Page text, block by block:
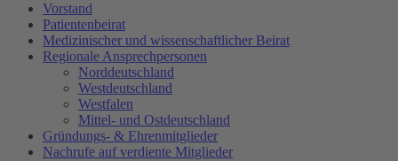
Vorstand
Patientenbeirat
Medizinischer und wissenschaftlicher Beirat
Regionale Ansprechpersonen
Norddeutschland
Westdeutschland
Westfalen
Mittel- und Ostdeutschland
Gründungs- & Ehrenmitglieder
Nachrufe auf verdiente Mitglieder